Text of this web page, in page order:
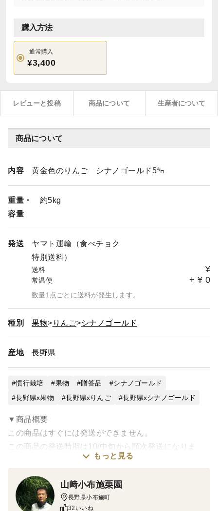
購入方法
通常購入
¥3,400
レビューと投稿 商品について 生産者について
商品について
内容 黄金色のりんご シナノゴールド5㌔
重量・
容量
約5kg
発送
ヤマト運輸（食べチョク
特別送料）
送料 ¥
常温便 + ¥ 0
数量1点ごとに送料が発生します。
種別 果物 りんご シナノゴールド
産地 長野県
慣行栽培 果物 贈答品
シナノゴールド
長野県x果物
長野県xりんご 長野県xシナノゴールド
▼商品概要
この商品はすぐには発送ができません。
この商品の発送時期は10/中旬から順次発送になりま
シーな美味しいリンゴです。
長野『りんご三兄弟』（秋映、シナノスイート、シナノ
もっと見る
山﨑小布施栗園
長野県小布施町
32いいね